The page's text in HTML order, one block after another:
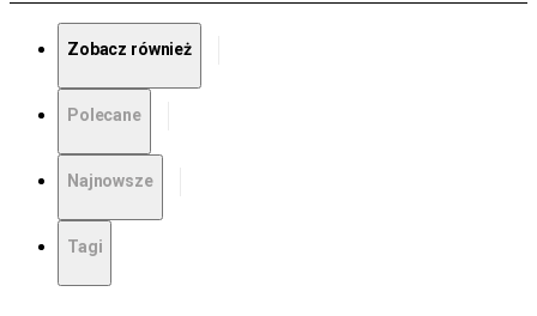
Zobacz również
Polecane
Najnowsze
Tagi